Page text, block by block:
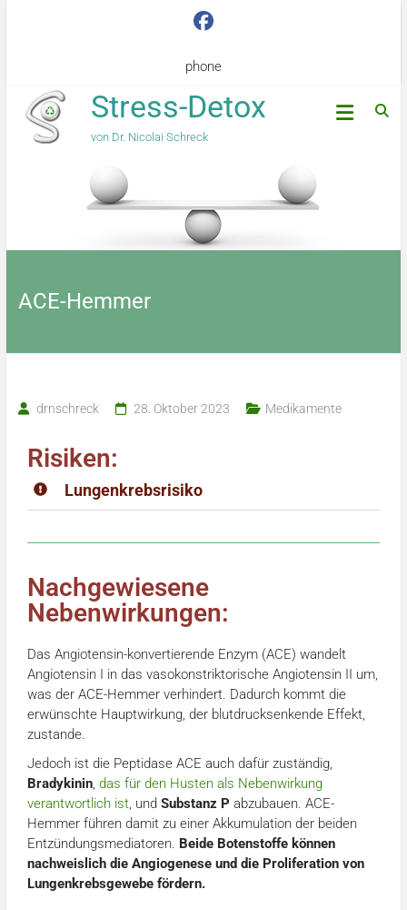
phone
Stress-Detox
von Dr. Nicolai Schreck
ACE-Hemmer
drnschreck 28. Oktober 2023 Medikamente
Risiken:
Lungenkrebsrisiko
Nachgewiesene
Nebenwirkungen:
Das Angiotensin-konvertierende Enzym (ACE) wandelt
Angiotensin I in das vasokonstriktorische Angiotensin II um,
was der ACE-Hemmer verhindert. Dadurch kommt die
erwünschte Hauptwirkung, der blutdrucksenkende Effekt,
zustande.
Jedoch ist die Peptidase ACE auch dafür zuständig,
Bradykinin, das für den Husten als Nebenwirkung
verantwortlich ist, und Substanz P abzubauen. ACE-
Hemmer führen damit zu einer Akkumulation der beiden
Entzündungsmediatoren. Beide Botenstoffe können
nachweislich die Angiogenese und die Proliferation von
Lungenkrebsgewebe fördern.